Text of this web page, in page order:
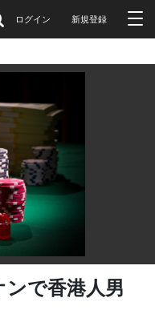
ログイン 新規登録
で香港人男